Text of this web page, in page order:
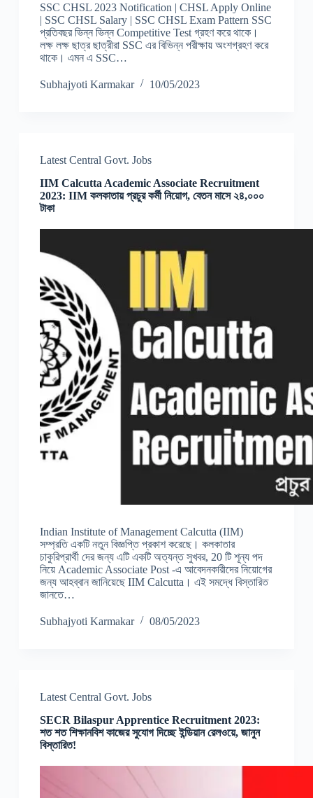
SSC CHSL 2023 Notification | CHSL Apply Online
| SSC CHSL Salary | SSC CHSL Exam Pattern SSC
প্রতিবছর ভিন্ন ভিন্ন Competitive Test গ্রহণ করে থাকে।
লক্ষ লক্ষ ছাত্র ছাত্রীরা SSC এর বিভিন্ন পরীক্ষায় অংশগ্রহণ করে
থাকে। এমন এ SSC…
Subhajyoti Karmakar 10/05/2023
Latest Central Govt. Jobs
IIM Calcutta Academic Associate Recruitment
2023: IIM কলকাতায় প্রচুর কর্মী নিয়োগ, বেতন মাসে ২৪,০০০
টাকা
Indian Institute of Management Calcutta (IIM)
সম্প্রতি একটি নতুন বিজ্ঞপ্তি প্রকাশ করেছে। কলকাতার
চাকুরিপ্রার্থী দের জন্য এটি একটি অত্যন্ত সুখবর, 20 টি শূন্য পদ
নিয়ে Academic Associate Post -এ আবেদনকারীদের নিয়োগের
জন্য আহব্বান জানিয়েছে IIM Calcutta। এই সমদ্ধে বিস্তারিত
জানতে…
Subhajyoti Karmakar 08/05/2023
Latest Central Govt. Jobs
SECR Bilaspur Apprentice Recruitment 2023:
শত শত শিক্ষানবিশ কাজের সুযোগ দিচ্ছে ইন্ডিয়ান রেলওয়ে, জানুন
বিস্তারিত!